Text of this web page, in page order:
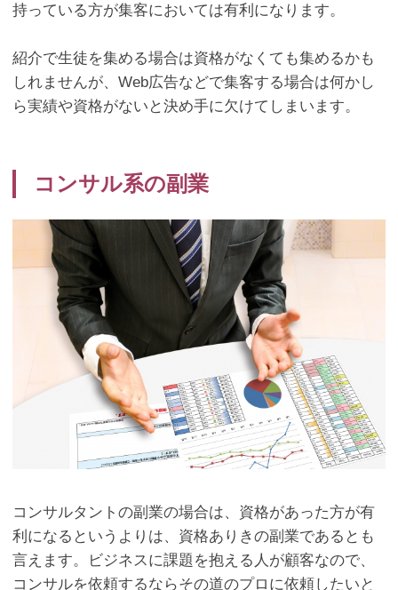
持っている方が集客においては有利になります。
紹介で生徒を集める場合は資格がなくても集めるかも
しれませんが、 Web広告などで集客する場合は何かし
ら実績や資格がないと決め手に欠けてしまいます。
コンサル系の副業
コンサルタントの副業の場合は、資格があった方が有
利になるというよりは、資格ありきの副業であるとも
言えます。ビジネスに課題を抱える人が顧客なので、
コンサルを依頼するならその道のプロに依頼したいと